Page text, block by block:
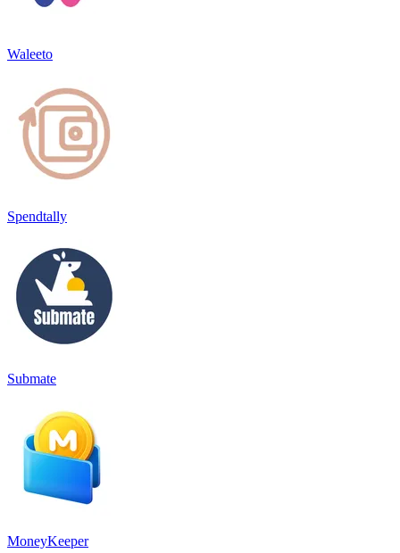
Waleeto
Spendtally
Submate
MoneyKeeper